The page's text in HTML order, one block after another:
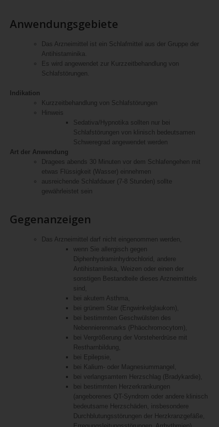
Anwendungsgebiete
Das Arzneimittel ist ein Schlafmittel aus der Gruppe der
Antihistaminika.
Es wird angewendet zur Kurzzeitbehandlung von
Schlafstörungen.
Indikation
Kurzzeitbehandlung von Schlafstörungen
Hinweis
Sedativa/Hypnotika sollten nur bei
Schlafstörungen von klinisch bedeutsamen
Schweregrad angewendet werden
Art der Anwendung
Dragees abends 30 Minuten vor dem Schlafengehen mit
etwas Flüssigkeit (Wasser) einnehmen
ausreichende Schlafdauer (7-8 Stunden) sollte
gewährleistet sein
Gegenanzeigen
Das Arzneimittel darf nicht eingenommen werden,
wenn Sie allergisch gegen
Diphenhydraminhydrochlorid, andere
Antihistaminika, Weizen oder einen der
sonstigen Bestandteile dieses Arzneimittels
sind,
bei akutem Asthma,
bei grünem Star (Engwinkelglaukom),
bei bestimmten Geschwülsten des
Nebennierenmarks (Phäochromocytom),
bei Vergrößerung der Vorsteherdrüse mit
Restharnbildung,
bei Epilepsie,
bei Kalium- oder Magnesiummangel,
bei verlangsamtem Herzschlag (Bradykardie),
bei bestimmten Herzerkrankungen
(angeborenes QT-Syndrom oder andere klinisch
bedeutsame Herzschäden, insbesondere
Durchblutungsstörungen der Herzkranzgefäße,